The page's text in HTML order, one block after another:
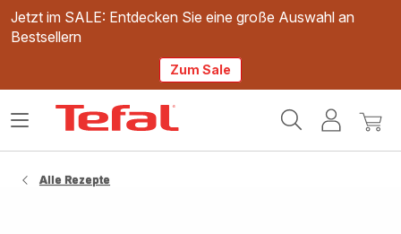
Jetzt im SALE: Entdecken Sie eine große Auswahl an
Bestsellern
Zum Sale
Mein
Mein
Das
Alle Rezepte